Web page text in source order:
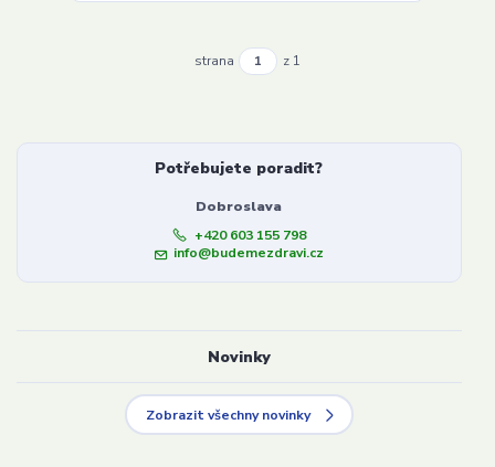
strana z 1
Potřebujete poradit?
Dobroslava
+420 603 155 798
info@budemezdravi.cz
Novinky
Zobrazit všechny novinky